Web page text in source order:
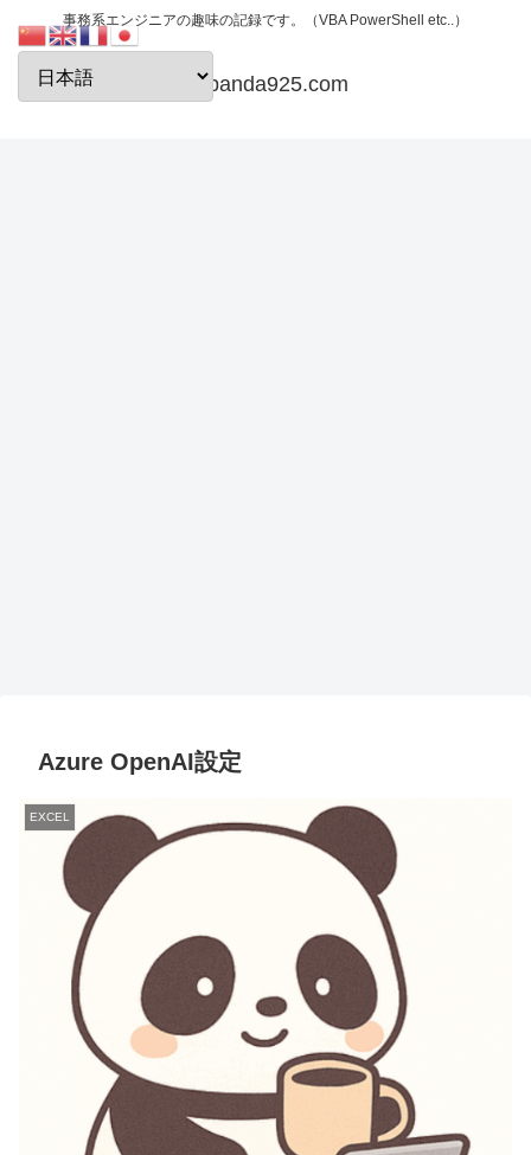
事務系エンジニアの趣味の記録です。（VBA PowerShell etc..）
papanda925.com
Azure OpenAI設定
EXCEL